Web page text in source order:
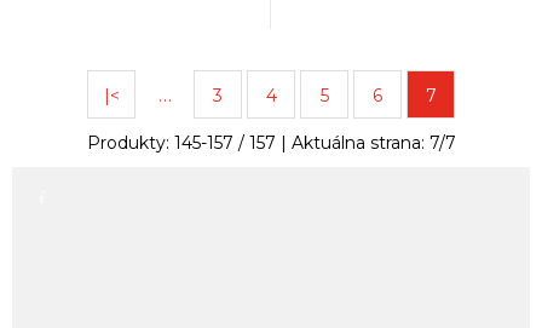
|< … 3 4 5 6 7
Produkty: 145-157 / 157 | Aktuálna strana: 7/7